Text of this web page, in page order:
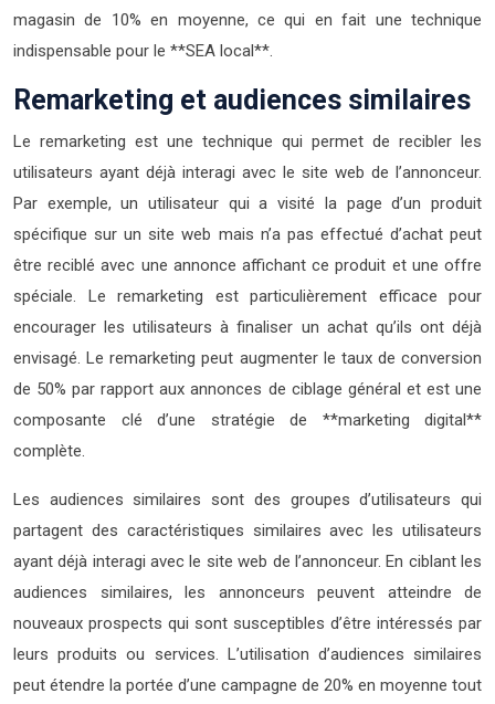
magasin de 10% en moyenne, ce qui en fait une technique
indispensable pour le **SEA local**.
Remarketing et audiences similaires
Le remarketing est une technique qui permet de recibler les
utilisateurs ayant déjà interagi avec le site web de l’annonceur.
Par exemple, un utilisateur qui a visité la page d’un produit
spécifique sur un site web mais n’a pas effectué d’achat peut
être reciblé avec une annonce affichant ce produit et une offre
spéciale. Le remarketing est particulièrement efficace pour
encourager les utilisateurs à finaliser un achat qu’ils ont déjà
envisagé. Le remarketing peut augmenter le taux de conversion
de 50% par rapport aux annonces de ciblage général et est une
composante clé d’une stratégie de **marketing digital**
complète.
Les audiences similaires sont des groupes d’utilisateurs qui
partagent des caractéristiques similaires avec les utilisateurs
ayant déjà interagi avec le site web de l’annonceur. En ciblant les
audiences similaires, les annonceurs peuvent atteindre de
nouveaux prospects qui sont susceptibles d’être intéressés par
leurs produits ou services. L’utilisation d’audiences similaires
peut étendre la portée d’une campagne de 20% en moyenne tout